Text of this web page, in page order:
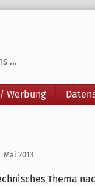
...
Werbung
Mai 2013
Thema